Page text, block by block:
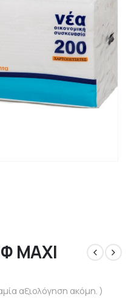
ΜΑΧΙ
αξιολόγηση ακόμη. )